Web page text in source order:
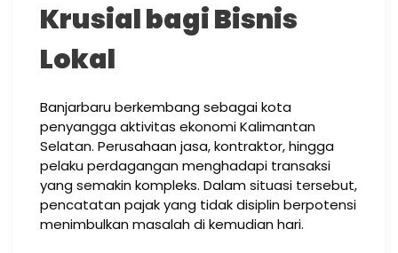
Krusial bagi Bisnis
Lokal
Banjarbaru berkembang sebagai kota
penyangga aktivitas ekonomi Kalimantan
Selatan. Perusahaan jasa, kontraktor, hingga
pelaku perdagangan menghadapi transaksi
yang semakin kompleks. Dalam situasi tersebut,
pencatatan pajak yang tidak disiplin berpotensi
menimbulkan masalah di kemudian hari.